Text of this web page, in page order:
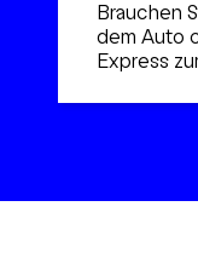
Brauchen
dem Auto
Express